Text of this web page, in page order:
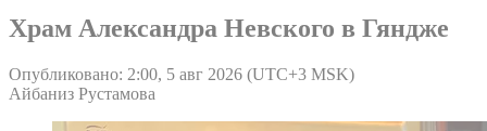
Храм Александра Невского в Гяндже
Опубликовано: 2:00, 5 авг 2026 (UTC+3 MSK)
Айбаниз Рустамова